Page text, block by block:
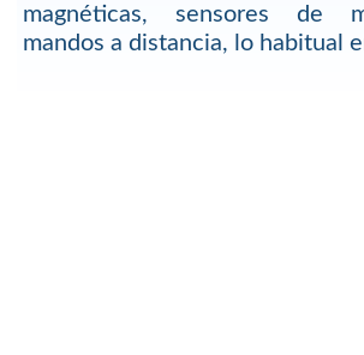
magnéticas, sensores de
mandos a distancia, lo habitual